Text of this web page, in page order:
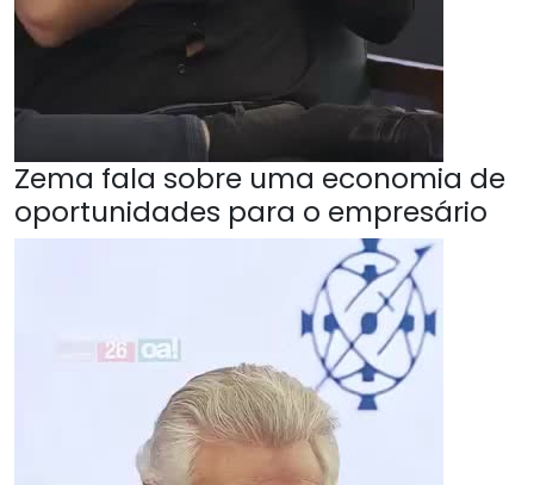
Zema fala sobre uma economia de
oportunidades para o empresário